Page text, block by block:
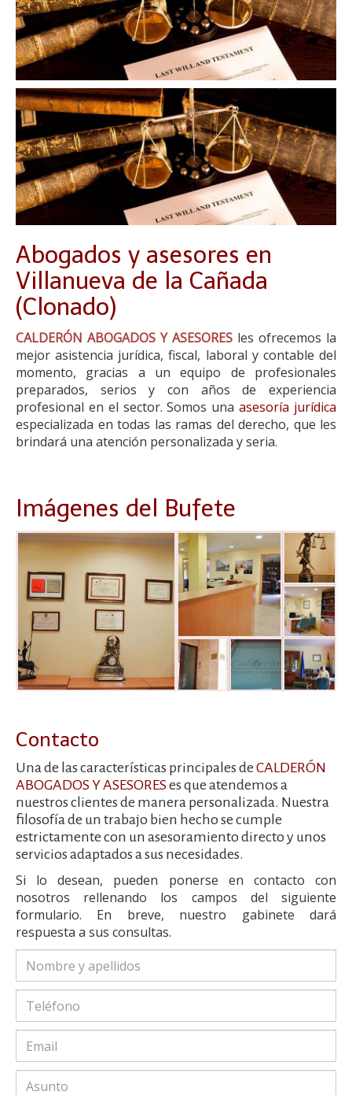
Abogados y asesores en
Villanueva de la Cañada
(Clonado)
CALDERÓN ABOGADOS Y ASESORES les ofrecemos la
mejor asistencia jurídica, fiscal, laboral y contable del
momento, gracias a un equipo de profesionales
preparados, serios y con años de experiencia
profesional en el sector. Somos unaasesoría jurídica
especializada en todas las ramas del derecho, que les
brindará una atención personalizada y seria.
Imágenes del Bufete
Contacto
Una de las características principales de CALDERÓN
ABOGADOS Y ASESORESes que atendemos a
nuestros clientes de manera personalizada. Nuestra
filosofía de un trabajo bien hecho se cumple
estrictamente con un asesoramiento directo y unos
servicios adaptados a sus necesidades.
Si lo desean, pueden ponerse en contacto con
nosotros rellenando los campos del siguiente
formulario. En breve, nuestro gabinete dará
respuesta a sus consultas.